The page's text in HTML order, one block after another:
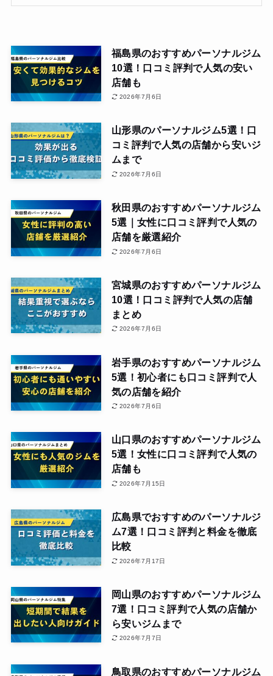
福島県のおすすめパーソナルジム
10選！口コミ評判で人気の安い
店舗も
2026年7月6日
山形県のパーソナルジム5選！口
コミ評判で人気の店舗から安いジ
ムまで
2026年7月6日
秋田県のおすすめパーソナルジム
5選｜女性に口コミ評判で人気の
店舗を厳選紹介
2026年7月6日
宮城県のおすすめパーソナルジム
10選！口コミ評判で人気の店舗
まとめ
2026年7月6日
岩手県のおすすめパーソナルジム
5選！初心者にも口コミ評判で人
気の店舗を紹介
2026年7月6日
山口県のおすすめパーソナルジム
5選！女性に口コミ評判で人気の
店舗も
2026年7月15日
広島県でおすすめのパーソナルジ
ム7選！口コミ評判と料金を徹底
比較
2026年7月17日
岡山県のおすすめパーソナルジム
7選！口コミ評判で人気の店舗か
ら安いジムまで
2026年7月7日
鳥取県のおすすめパーソナルジム